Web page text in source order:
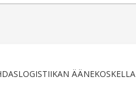
ÄÄNEKOSKELLA